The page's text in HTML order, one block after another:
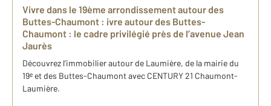
Vivre dans le 19ème arrondissement autour des
Buttes-Chaumont : ivre autour des Buttes-
Chaumont : le cadre privilégié près de l’avenue Jean
Jaurès
Découvrez l’immobilier autour de Laumière, de la mairie du
19ᵉ et des Buttes-Chaumont avec CENTURY 21 Chaumont-
Laumière.